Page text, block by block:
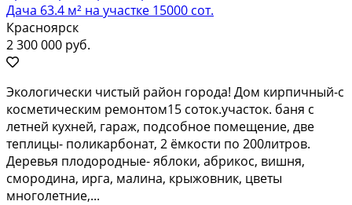
Дача 63.4 м² на участке 15000 сот.
Красноярск
2 300 000 руб.
Экологически чистый район города! Дом кирпичный-с
косметическим ремонтом15 соток.участок. баня с
летней кухней, гараж, подсобное помещение, две
теплицы- поликарбонат, 2 ёмкости по 200литров.
Деревья плодородные- яблоки, абрикос, вишня,
смородина, ирга, малина, крыжовник, цветы
многолетние,...